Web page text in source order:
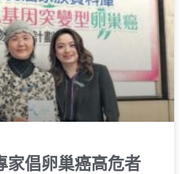
家倡卵巢癌高危者